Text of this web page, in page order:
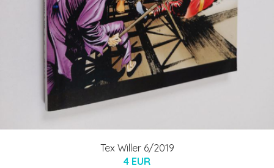
Tex Willer 6/2019
4 EUR